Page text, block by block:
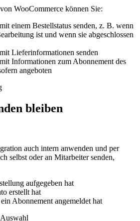
WooCommerce können Sie:
einem Bestellstatus senden, z. B. wenn
ist und wenn sie abgeschlossen
Lieferinformationen senden
Informationen zum Abonnement des
angeboten
bleiben
auch intern anwenden und per
selbst oder an Mitarbeiter senden,
aufgegeben hat
erstellt hat
Abonnement angemeldet hat